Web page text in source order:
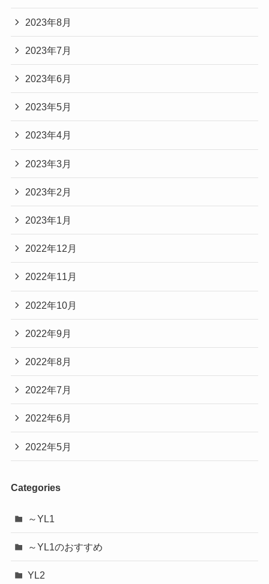
2023年8月
2023年7月
2023年6月
2023年5月
2023年4月
2023年3月
2023年2月
2023年1月
2022年12月
2022年11月
2022年10月
2022年9月
2022年8月
2022年7月
2022年6月
2022年5月
Categories
～YL1
～YL1のおすすめ
YL2